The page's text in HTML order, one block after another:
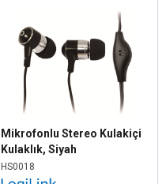
Mikrofonlu Stereo Kulakiçi
Kulaklık, Siyah
HS0018